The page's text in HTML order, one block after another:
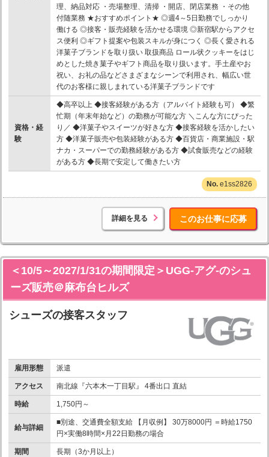
理、納品対応 ・売場整理、清掃 ・開店、閉店業務 ・その他
付随業務 ★おすすめポイント★ ◎週4～5日勤務でしっかり
働ける ◎接客・販売経験を活かせる環境 ◎新宿駅からアクセ
ス便利 ◎ギフト提案や包装スキルが身につく ◎長く愛される
洋菓子ブランドを取り扱い 取扱商品 ロール状クッキーをはじ
めとした焼き菓子やギフト商品を取り扱います。手土産やお
祝い、お礼の品などさまざまなシーンで利用され、幅広い世
代のお客様に親しまれている洋菓子ブランドです
資格・経
験
◆高卒以上 ◆接客経験がある方（アルバイト経験も可） ◆繁
忙期（年末年始など）の勤務が可能な方 ＼こんな方にぴった
り／ ◆洋菓子やスイーツが好きな方 ◆接客経験を活かしたい
方 ◆洋菓子販売や包装経験がある方 ◆百貨店・商業施設・駅
ナカ・スーパーでの勤務経験がある方 ◆試食販売などの経験
がある方 ◆長期で安定して働きたい方
e1ss2826
詳細を見る このお仕事に応募
＜10/5～2027/1/31の期間限定＞UGG-アグ-のシュ
ーズ販売＠麻布台ヒルズ
シューズの接客スタッフ
雇用形態 派遣
アクセス 南北線『六本木一丁目駅』 4番出口 直結
時給 1,750円～
給与詳細
■別途、交通費全額支給 【月収例】 30万8000円 ＝時給1750
円×実働8時間×月22日勤務の場合
期間 長期（3か月以上）